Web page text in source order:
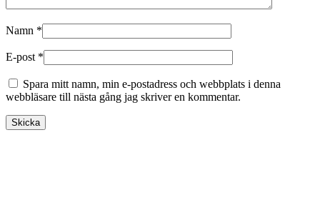
Namn *
E-post *
Spara mitt namn, min e-postadress och webbplats i denna
webbläsare till nästa gång jag skriver en kommentar.